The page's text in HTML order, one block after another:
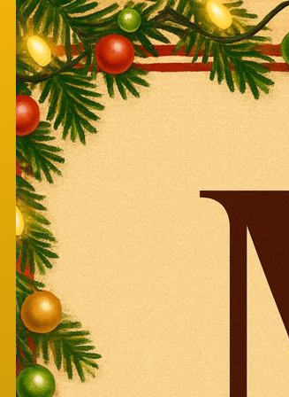
Перейти к основному содержанию